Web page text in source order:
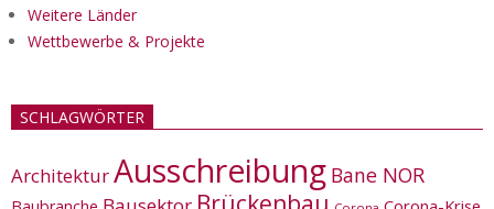
Weitere Länder
Wettbewerbe & Projekte
SCHLAGWÖRTER
ArchitekturAusschreibung Bane NOR